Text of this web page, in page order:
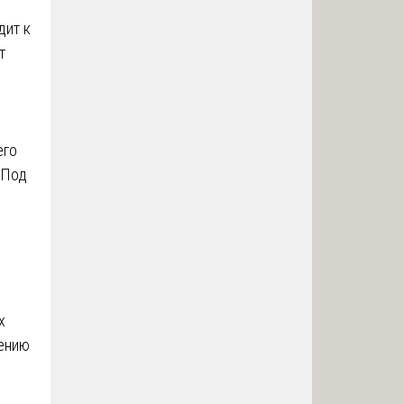
к